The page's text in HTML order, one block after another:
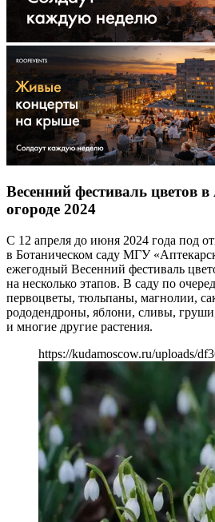
Весенний фестиваль цветов
огороде 2024
С 12 апреля до июня 2024 года под
в Ботаническом саду МГУ
ежегодный Весенний фестиваль
на несколько этапов. В саду по
первоцветы, тюльпаны, магнолии,
рододендроны, яблони, сливы,
и многие другие растения.
https://kudamoscow.ru/uploads/